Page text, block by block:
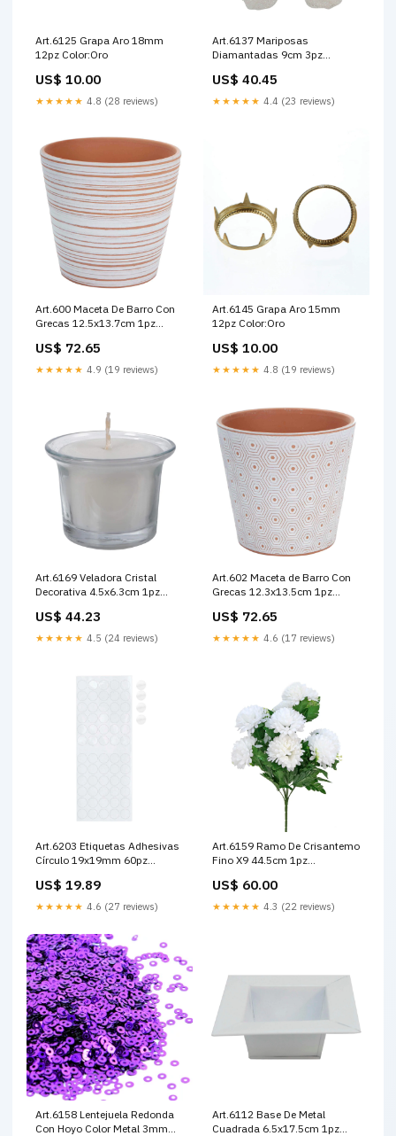
Art.6125 Grapa Aro 18mm
12pz Color:Oro
US$ 10.00
★★★★★ 4.8 (28 reviews)
Art.6137 Mariposas
Diamantadas 9cm 3pz
US$ 40.45
★★★★★ 4.4 (23 reviews)
Art.600 Maceta De Barro Con
Grecas 12.5x13.7cm 1pz
US$ 72.65
★★★★★ 4.9 (19 reviews)
Art.6145 Grapa Aro 15mm
12pz Color:Oro
US$ 10.00
★★★★★ 4.8 (19 reviews)
Art.6169 Veladora Cristal
Decorativa 4.5x6.3cm 1pz
US$ 44.23
★★★★★ 4.5 (24 reviews)
Art.602 Maceta de Barro Con
Grecas 12.3x13.5cm 1pz
US$ 72.65
★★★★★ 4.6 (17 reviews)
Art.6203 Etiquetas Adhesivas
Círculo 19x19mm 60pz
US$ 19.89
★★★★★ 4.6 (27 reviews)
Art.6159 Ramo De Crisantemo
Fino X9 44.5cm 1pz
US$ 60.00
★★★★★ 4.3 (22 reviews)
Art.6158 Lentejuela Redonda
Con Hoyo Color Metal 3mm
Art.6112 Base De Metal
Cuadrada 6.5x17.5cm 1pz